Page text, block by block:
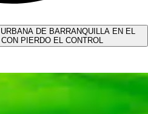
DE BARRANQUILLA EN EL
PIERDO EL CONTROL